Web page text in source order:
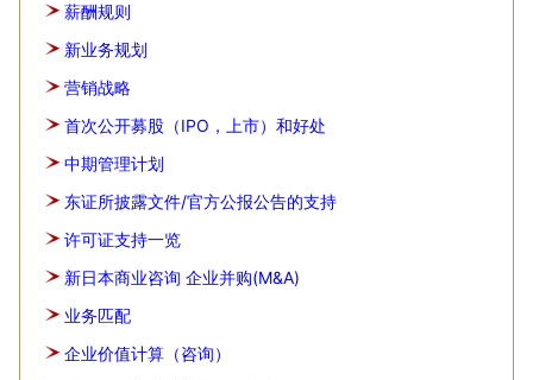
薪酬规则
新业务规划
营销战略
首次公开募股（IPO，上市）和好处
中期管理计划
东证所披露文件/官方公报公告的支持
许可证支持一览
新日本商业咨询 企业并购(M&A)
业务匹配
企业价值计算（咨询）